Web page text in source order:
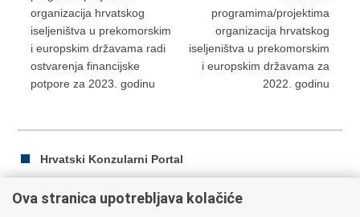
organizacija hrvatskog
iseljeništva u prekomorskim
i europskim državama radi
ostvarenja financijske
potpore za 2023. godinu
programima/projektima
organizacija hrvatskog
iseljeništva u prekomorskim
i europskim državama za
2022. godinu
Hrvatski Konzularni Portal
Ova stranica upotrebljava kolačiće